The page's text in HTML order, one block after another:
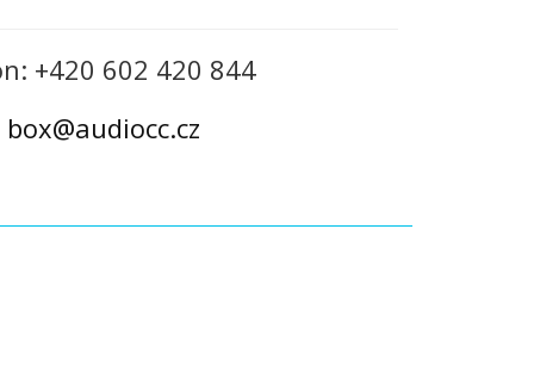
+420 602 420 844
box@audiocc.cz